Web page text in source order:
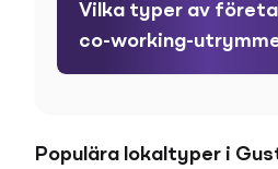
Vilka typer av
co-working-
Populära lokaltyper i